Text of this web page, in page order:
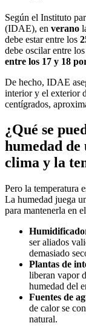
Según el Instituto
(IDAE), en verano
debe estar entre los
debe oscilar entre los
entre los 17 y 18
De hecho, IDAE
interior y el exterior
centígrados,
¿Qué se
humedad
clima y la
Pero la temperatura
La humedad juega
para mantenerla en
ser aliados
demasiado
Plantas de
liberan vapor
humedad del
Fuentes de
de calor se
natural.